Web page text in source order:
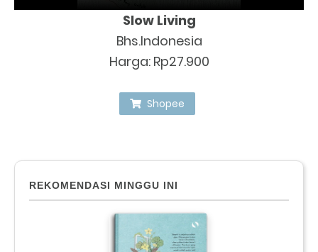
Slow Living
Bhs.Indonesia
Harga: Rp27.900
Shopee
REKOMENDASI MINGGU INI